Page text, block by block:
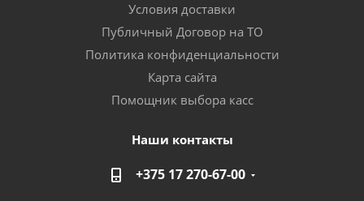
Условия доставки
Публичный Договор на ТО
Политика конфиденциальности
Карта сайта
Помощник выбора касс
Наши контакты
+375 17 270-67-00